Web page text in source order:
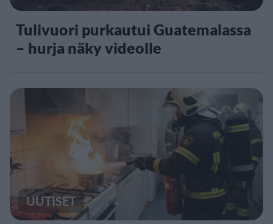
Tulivuori purkautui Guatemalassa
– hurja näky videolle
UUTISET